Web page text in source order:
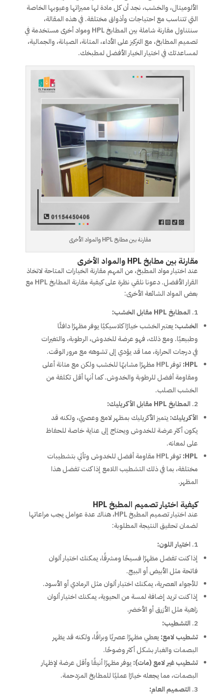
الألوميتال، والخشب، نجد أن كل مادة لها مميزاتها وعيوبها الخاصة
التي تتناسب مع احتياجات وأذواق مختلفة. في هذه المقالة،
سنتناول مقارنة شاملة بين المطابخ HPL ومواد أخرى مستخدمة في
تصميم المطابخ، مع التركيز على الأداء، المتانة، الصيانة، والجمالية،
لمساعدتك في اختيار الخيار الأفضل لمطبخك.
مقارنة بين مطابخ HPL والمواد الأخرى
مقارنة بين مطابخ HPL والمواد الأخرى
عند اختيار مواد المطبخ، من المهم مقارنة الخيارات المتاحة لاتخاذ
القرار الأفضل. دعونا نلقي نظرة على كيفية مقارنة المطابخ HPL مع
بعض المواد الشائعة الأخرى:
المطابخ HPL مقابل الخشب:
الخشب: يعتبر الخشب خيارًا كلاسيكيًا يوفر مظهرًا دافئًا
وطبيعيًا. ومع ذلك، فهو عرضة للخدوش، الرطوبة، والتغيرات
في درجات الحرارة، مما قد يؤدي إلى تشوهه مع مرور الوقت.
HPL:
توفر HPL مظهرًا مشابهًا للخشب ولكن مع متانة أعلى
ومقاومة أفضل للرطوبة والخدوش. كما أنها أقل تكلفة من
الخشب الصلب.
المطابخ HPL مقابل الأكريليك:
الأكريليك: يتميز الأكريليك بمظهر لامع وعصري، ولكنه قد
يكون أكثر عرضة للخدوش ويحتاج إلى عناية خاصة للحفاظ
على لمعانه.
HPL:
توفر HPL مقاومة أفضل للخدوش وتأتي بتشطيبات
مختلفة، بما في ذلك التشطيب اللامع إذا كنت تفضل هذا
المظهر.
كيفية اختيار تصميم المطبخ HPL
عند اختيار تصميم المطبخ HPL، هناك عدة عوامل يجب مراعاتها
لضمان تحقيق النتيجة المطلوبة:
اختيار اللون:
إذا كنت تفضل مظهرًا فسيحًا ومشرقًا، يمكنك اختيار ألوان
فاتحة مثل الأبيض أو البيج.
للأجواء العصرية، يمكنك اختيار ألوان مثل الرمادي أو الأسود.
إذا كنت تريد إضافة لمسة من الحيوية، يمكنك اختيار ألوان
زاهية مثل الأزرق أو الأخضر.
التشطيب:
تشطيب لامع: يعطي مظهرًا عصريًا وبراقًا، ولكنه قد يظهر
البصمات والغبار بشكل أكثر وضوحًا.
تشطيب غير لامع (مات): يوفر مظهرًا أنيقًا وأقل عرضة لإظهار
البصمات، مما يجعله خيارًا عمليًا للمطابخ المزدحمة.
التصميم العام: